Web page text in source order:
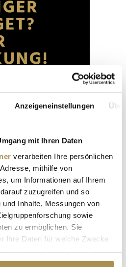
Anzeigeneinstellungen
mit Ihren Daten
verarbeiten Ihre persönlichen
mithilfe von
um Informationen auf Ihrem
zuzugreifen und so
Inhalte, Messungen von
sowie
zu ermöglichen. Sie
Ihre Daten für welche Zwecke
Klicken auf das Privacy